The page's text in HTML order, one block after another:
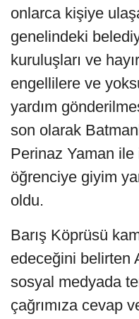
onlarca kişiye
genelindeki
kuruluşları ve
engellilere ve
yardım
son olarak
Perinaz Yaman
öğrenciye giyim
oldu.
Barış Köprüsü
edeceğini belirten
sosyal medyada
çağrımıza cevap